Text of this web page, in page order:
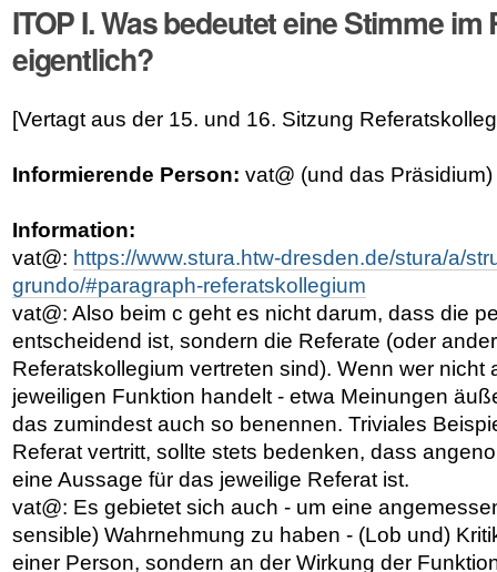
ITOP I. Was bedeutet eine Stimme
eigentlich?
[Vertagt aus der 15. und 16. Sitzung
Informierende Person: vat@ (und das Präsidium)
Information:
vat@: https://www.stura.htw-dresden.de/stura/a/
grundo/#paragraph-referatskollegium
vat@: Also beim c geht es nicht darum, dass die
entscheidend ist, sondern die Referate (oder
Referatskollegium vertreten sind). Wenn wer nicht
jeweiligen Funktion handelt - etwa Meinungen
das zumindest auch so benennen. Triviales
Referat vertritt, sollte stets bedenken, dass
eine Aussage für das jeweilige Referat ist.
vat@: Es gebietet sich auch - um eine
sensible) Wahrnehmung zu haben - (Lob und)
einer Person, sondern an der Wirkung der